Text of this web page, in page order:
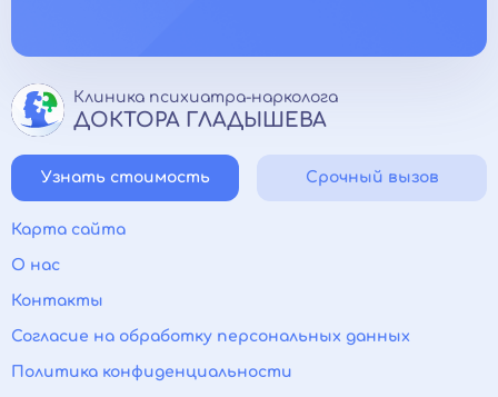
Клиника психиатра-нарколога
ДОКТОРА ГЛАДЫШЕВА
Узнать стоимость Срочный вызов
Карта сайта
О нас
Контакты
Согласие на обработку персональных данных
Политика конфиденциальности